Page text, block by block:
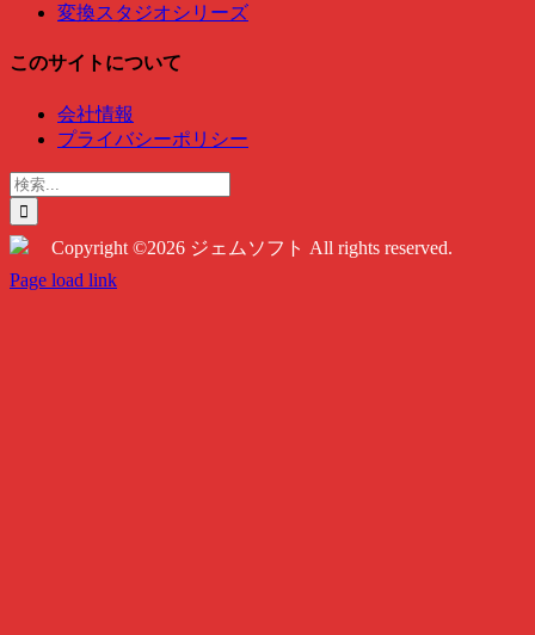
変換スタジオシリーズ
このサイトについて
会社情報
プライバシーポリシー
検
索
…
Copyright ©2026 ジェムソフト All rights reserved.
Twitter
Instagram
Facebook
Page load link